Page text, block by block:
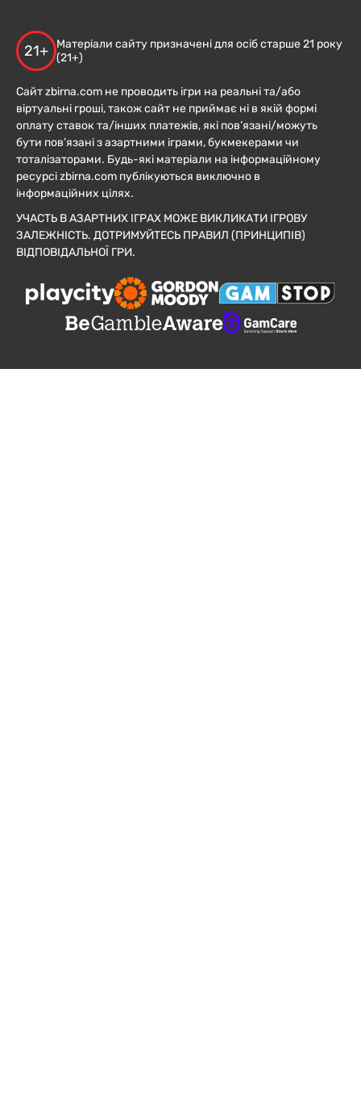
21+
Матеріали сайту призначені для осіб старше 21 року
(21+)
Сайт zbirna.com не проводить ігри на реальні та/або
віртуальні гроші, також сайт не приймає ні в якій формі
оплату ставок та/інших платежів, які пов’язані/можуть
бути пов’язані з азартними іграми, букмекерами чи
тоталізаторами. Будь-які матеріали на інформаційному
ресурсі zbirna.com публікуються виключно в
інформаційних цілях.
УЧАСТЬ В АЗАРТНИХ ІГРАХ МОЖЕ ВИКЛИКАТИ ІГРОВУ
ЗАЛЕЖНІСТЬ. ДОТРИМУЙТЕСЬ ПРАВИЛ (ПРИНЦИПІВ)
ВІДПОВІДАЛЬНОЇ ГРИ.